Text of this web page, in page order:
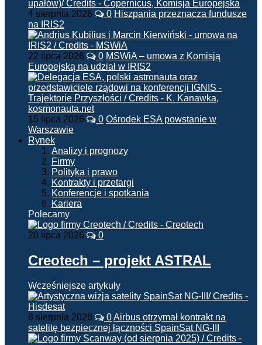
4 sierpnia 2026 0 Hiszpania przeznacza fundusze
na IRIS2
22 lipca 2026 0 MSWiA – umowa z Komisją
Europejską na udział w IRIS2
15 lipca 2026 0 Ośrodek ESA powstanie w
Warszawie
Rynek
Analizy i prognozy
Firmy
Polityka i prawo
Kontrakty i przetargi
Konferencje i spotkania
Kariera
Polecamy
20 lipca 2026 0
Creotech – projekt ASTRAL
Wcześniejsze artykuły
6 sierpnia 2026 0Airbus otrzymał kontrakt na
satelitę bezpiecznej łączności SpainSat NG-III